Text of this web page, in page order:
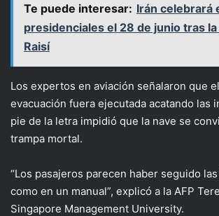
Te puede interesar: Irán celebrará
presidenciales el 28 de junio tras
Raisí
Los expertos en aviación señalaron que
evacuación fuera ejecutada acatando las
pie de la letra impidió que la nave se
trampa mortal.
“Los pasajeros parecen haber seguido
como en un manual”, explicó a la AFP
Singapore Management University.